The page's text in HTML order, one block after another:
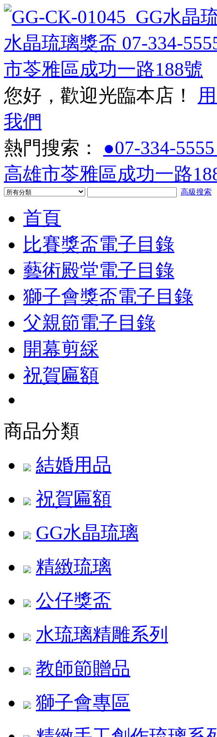
您好，歡迎光臨本店！
我們
熱門搜索： ●07-334-
高雄市苓雅區成功一路
高級搜索
首頁
比賽獎盃電子目錄
藝術殿堂電子目錄
獅子會獎盃電子目錄
父親節電子目錄
開幕剪綵
祝賀匾額
商品分類
結婚用品
祝賀匾額
GG水晶琉璃
精緻琉璃
公仔獎盃
水琉璃精雕系列
教師節贈品
獅子會專區